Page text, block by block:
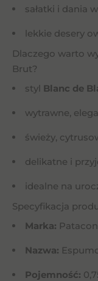
sałatki i dania
lekkie desery
Dlaczego warto
Brut?
styl Blanc de
wytrawne,
świeży,
delikatne i
idealne na
Specyfikacja
Marka:
Nazwa:
Pojemność: